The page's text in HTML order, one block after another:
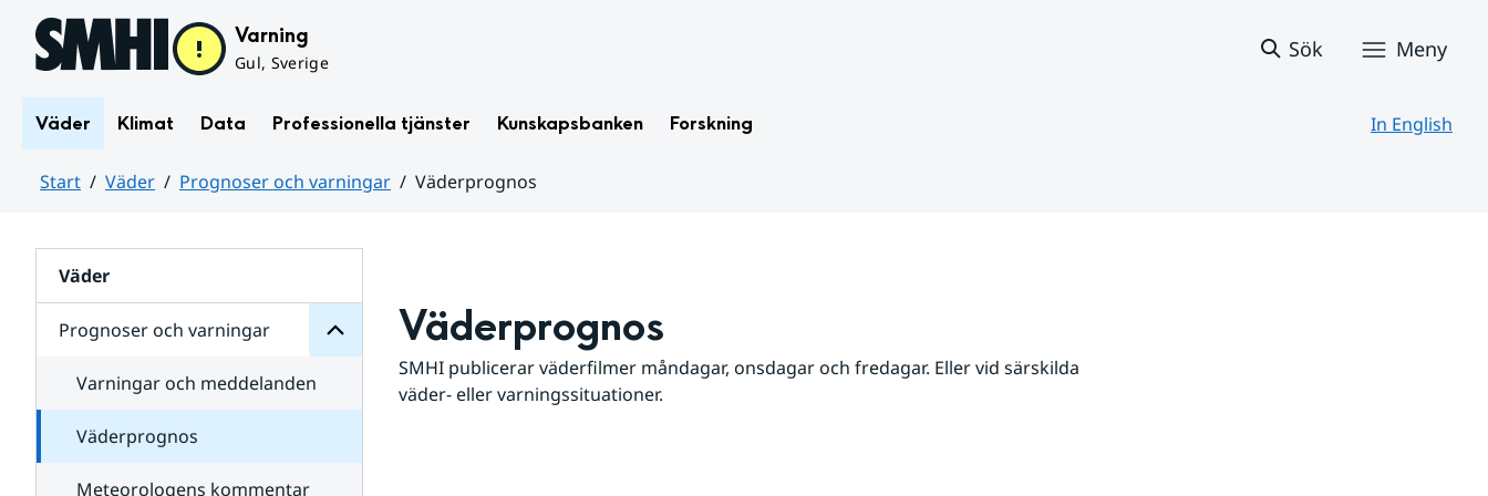
Hoppa till sidans innehåll Varning
Gul, Sverige
Sök Meny
Väder Klimat Data Professionella tjänster Kunskapsbanken Forskning In English
Start Väder Prognoser och varningar
Väderprognos
Väder
Prognoser och varningar
för
varningar
Varningar och meddelanden
Väderprognos
Meteorologens kommentar
Väderprognos
SMHI publicerar väderfilmer måndagar, onsdagar och fredagar. Eller vid särskilda
väder- eller varningssituationer.